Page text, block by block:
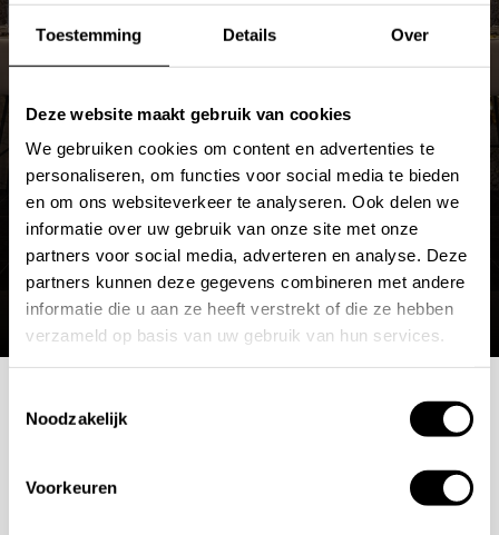
Toestemming Details Over
Deze website maakt gebruik van cookies
We gebruiken cookies om content en advertenties te
personaliseren, om functies voor social media te bieden
en om ons websiteverkeer te analyseren. Ook delen we
informatie over uw gebruik van onze site met onze
partners voor social media, adverteren en analyse. Deze
partners kunnen deze gegevens combineren met andere
informatie die u aan ze heeft verstrekt of die ze hebben
verzameld op basis van uw gebruik van hun services.
Noodzakelijk
Voorkeuren
ROUTE PLANNEN
MEER OVER DE SHOWROOM
Mogelijkheden